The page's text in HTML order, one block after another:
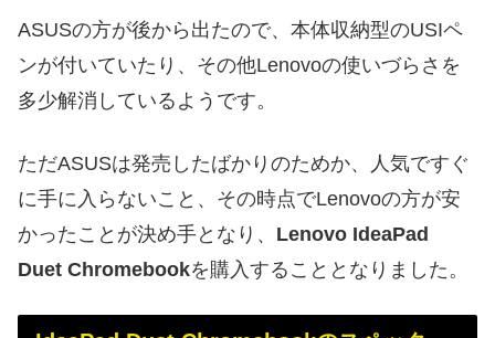
ASUSの方が後から出たので、本体収納型のUSIペ
ンが付いていたり、その他Lenovoの使いづらさを
多少解消しているようです。
ただASUSは発売したばかりのためか、人気ですぐ
に手に入らないこと、その時点でLenovoの方が安
かったことが決め手となり、 Lenovo IdeaPad
Duet Chromebookを購入することとなりました。